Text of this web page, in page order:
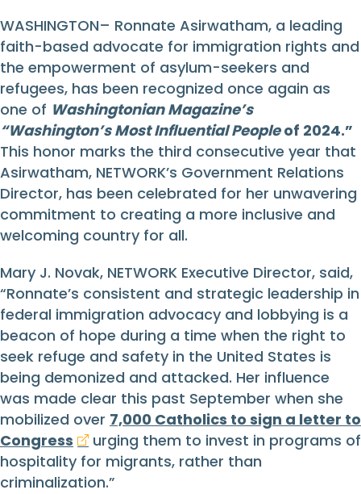
WASHINGTON– Ronnate Asirwatham, a leading
faith-based advocate for immigration rights and
the empowerment of asylum-seekers and
refugees, has been recognized once again as
one of Washingtonian Magazine’s
“Washington’s Most Influential Peopleof 2024.”
This honor marks the third consecutive year that
Asirwatham, NETWORK’s Government Relations
Director, has been celebrated for her unwavering
commitment to creating a more inclusive and
welcoming country for all.
Mary J. Novak, NETWORK Executive Director, said,
“Ronnate’s consistent and strategic leadership in
federal immigration advocacy and lobbying is a
beacon of hope during a time when the right to
seek refuge and safety in the United States is
being demonized and attacked. Her influence
was made clear this past September when she
mobilized over 7,000 Catholics to sign a letter to
Congress
urging them to invest in programs of
hospitality for migrants, rather than
criminalization.”